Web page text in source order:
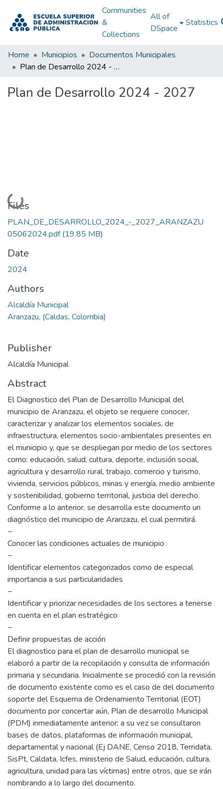
Communities
&
Collections
All of
DSpace
Statistics
Home Municipios
Documentos Municipales
Plan de Desarrollo 2024 - 2027
Plan de Desarrollo 2024 - 2027
Loading...
Files
PLAN_DE_DESARROLLO_2024_-_2027_ARANZAZU
05062024.pdf(19.85 MB)
Date
2024
Authors
Alcaldía Municipal
Aranzazu, (Caldas, Colombia)
Publisher
Alcaldía Municipal
Abstract
El Diagnostico del Plan de Desarrollo Municipal del
municipio de Aranzazu, el objeto se requiere conocer,
caracterizar y analizar los elementos sociales, de
infraestructura, elementos socio-ambientales presentes en
el municipio y, que se despliegan por medio de los sectores
como: educación, salud, cultura, deporte, inclusión social,
agricultura y desarrollo rural, trabajo, comercio y turismo,
vivienda, servicios públicos, minas y energía, medio ambiente
y sostenibilidad, gobierno territorial, justicia del derecho.
Conforme a lo anterior, se desarrolla este documento un
diagnóstico del municipio de Aranzazu, el cual permitirá.
−
Conocer las condiciones actuales de municipio
−
Identificar elementos categorizados como de especial
importancia a sus particularidades
−
Identificar y priorizar necesidades de los sectores a tenerse
en cuenta en el plan estratégico
−
Definir propuestas de acción
El diagnostico para el plan de desarrollo municipal se
elaboró a partir de la recopilación y consulta de información
primaria y secundaria. Inicialmente se procedió con la revisión
de documento existente como es el caso de del documento
soporte del Esquema de Ordenamiento Territorial (EOT)
documento por concertar aún, Plan de desarrollo Municipal
(PDM) inmediatamente anterior; a su vez se consultaron
bases de datos, plataformas de información municipal,
departamental y nacional (Ej DANE, Censo 2018, Terridata,
SisPt, Caldata, Icfes, ministerio de Salud, educación, cultura,
agricultura, unidad para las víctimas) entre otros, que se irán
nombrando a lo largo del documento.